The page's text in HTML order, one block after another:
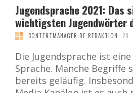
Jugendsprache 2021: Das
wichtigsten Jugendwörter
CONTENTMANAGER.DE REDAKTION 20.
Die Jugendsprache ist
Sprache. Manche Begriffe
bereits geläufig.